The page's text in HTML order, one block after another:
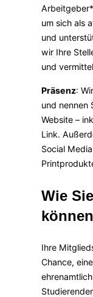
um sich als
und
wir Ihre
und
Präsenz:
und nennen
Website –
Link.
Social
Wie
können
Ihre
Chance,